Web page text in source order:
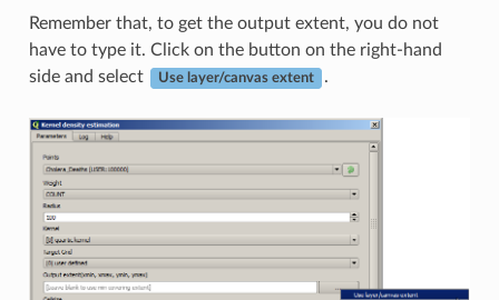
Remember that, to get the output extent, you do not
have to type it. Click on the button on the right-hand
side and select
Use layer/canvas extent .